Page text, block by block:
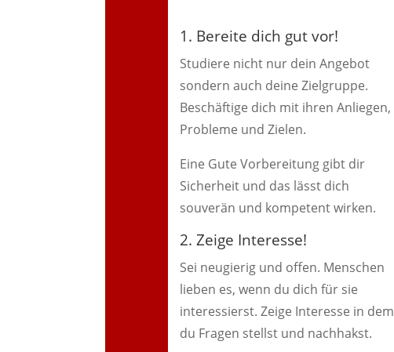
1. Bereite dich gut vor!
Studiere nicht nur dein Angebot
sondern auch deine Zielgruppe.
Beschäftige dich mit ihren Anliegen,
Probleme und Zielen.
Eine Gute Vorbereitung gibt dir
Sicherheit und das lässt dich
souverän und kompetent wirken.
2. Zeige Interesse!
Sei neugierig und offen. Menschen
lieben es, wenn du dich für sie
interessierst. Zeige Interesse in dem
du Fragen stellst und nachhakst.